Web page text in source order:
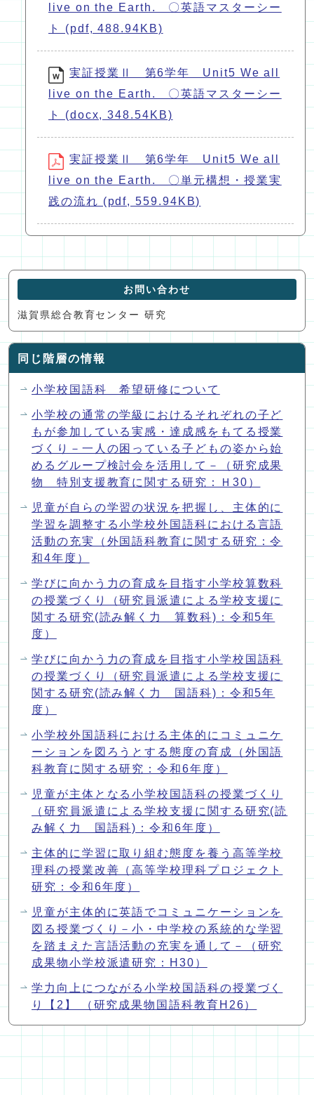
live on the Earth. 〇英語マスターシー
ト (pdf, 488.94KB)
実証授業Ⅱ 第6学年 Unit5 We all
live on the Earth. 〇英語マスターシー
ト (docx, 348.54KB)
実証授業Ⅱ 第6学年 Unit5 We all
live on the Earth. 〇単元構想・授業実
践の流れ (pdf, 559.94KB)
お問い合わせ
滋賀県総合教育センター 研究
同じ階層の情報
小学校国語科 希望研修について
小学校の通常の学級におけるそれぞれの子ど
もが参加している実感・達成感をもてる授業
づくり－一人の困っている子どもの姿から始
めるグループ検討会を活用して－（研究成果
物 特別支援教育に関する研究：Ｈ30）
児童が自らの学習の状況を把握し、主体的に
学習を調整する小学校外国語科における言語
活動の充実（外国語科教育に関する研究：令
和4年度）
学びに向かう力の育成を目指す小学校算数科
の授業づくり（研究員派遣による学校支援に
関する研究(読み解く力 算数科)：令和5年
度）
学びに向かう力の育成を目指す小学校国語科
の授業づくり（研究員派遣による学校支援に
関する研究(読み解く力 国語科)：令和5年
度）
小学校外国語科における主体的にコミュニケ
ーションを図ろうとする態度の育成（外国語
科教育に関する研究：令和6年度）
児童が主体となる小学校国語科の授業づくり
（研究員派遣による学校支援に関する研究(読
み解く力 国語科)：令和6年度）
主体的に学習に取り組む態度を養う高等学校
理科の授業改善（高等学校理科プロジェクト
研究：令和6年度）
児童が主体的に英語でコミュニケーションを
図る授業づくり－小・中学校の系統的な学習
を踏まえた言語活動の充実を通して－（研究
成果物小学校派遣研究：H30）
学力向上につながる小学校国語科の授業づく
り【2】 （研究成果物国語科教育H26）